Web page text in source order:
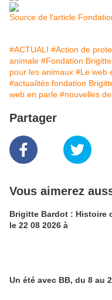
Source de l'article
#ACTUALI #Action de
animale #Fondation
pour les animaux #Le web
#actualités fondation
web en parle #nouvelles
Partager
Vous aimerez
Brigitte Bardot : Histoire
le 22 08 2026 à
Un été avec BB, du 8 au